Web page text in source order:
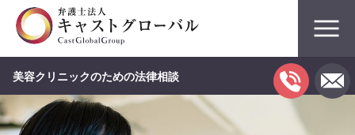
美容クリニックのための法律相談